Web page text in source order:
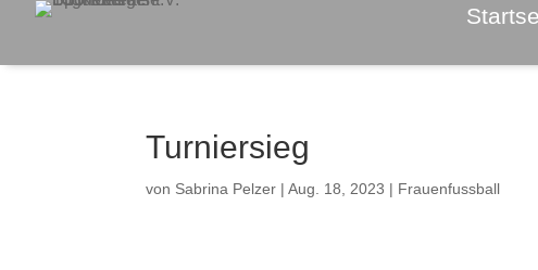
Turniersieg
von Sabrina Pelzer |Aug. 18, 2023 | Frauenfussball